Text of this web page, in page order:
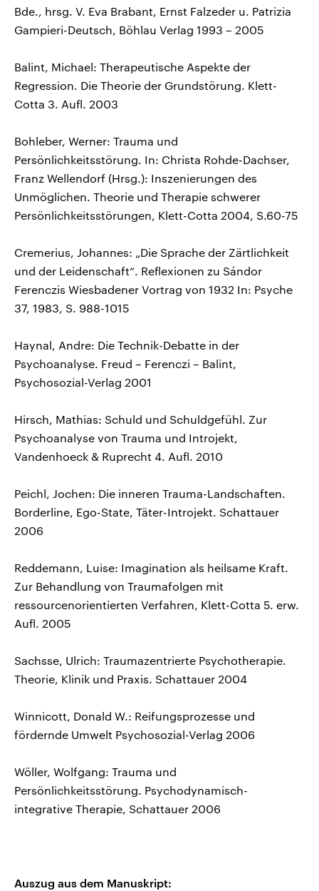
Bde., hrsg. V. Eva Brabant, Ernst Falzeder u. Patrizia
Gampieri-Deutsch, Böhlau Verlag 1993 – 2005
Balint, Michael: Therapeutische Aspekte der
Regression. Die Theorie der Grundstörung. Klett-
Cotta 3. Aufl. 2003
Bohleber, Werner: Trauma und
Persönlichkeitsstörung. In: Christa Rohde-Dachser,
Franz Wellendorf (Hrsg.): Inszenierungen des
Unmöglichen. Theorie und Therapie schwerer
Persönlichkeitsstörungen, Klett-Cotta 2004, S.60-75
Cremerius, Johannes: „Die Sprache der Zärtlichkeit
und der Leidenschaft“. Reflexionen zu Sándor
Ferenczis Wiesbadener Vortrag von 1932 In: Psyche
37, 1983, S. 988-1015
Haynal, Andre: Die Technik-Debatte in der
Psychoanalyse. Freud – Ferenczi – Balint,
Psychosozial-Verlag 2001
Hirsch, Mathias: Schuld und Schuldgefühl. Zur
Psychoanalyse von Trauma und Introjekt,
Vandenhoeck & Ruprecht 4. Aufl. 2010
Peichl, Jochen: Die inneren Trauma-Landschaften.
Borderline, Ego-State, Täter-Introjekt. Schattauer
2006
Reddemann, Luise: Imagination als heilsame Kraft.
Zur Behandlung von Traumafolgen mit
ressourcenorientierten Verfahren, Klett-Cotta 5. erw.
Aufl. 2005
Sachsse, Ulrich: Traumazentrierte Psychotherapie.
Theorie, Klinik und Praxis. Schattauer 2004
Winnicott, Donald W.: Reifungsprozesse und
fördernde Umwelt Psychosozial-Verlag 2006
Wöller, Wolfgang: Trauma und
Persönlichkeitsstörung. Psychodynamisch-
integrative Therapie, Schattauer 2006
Auszug aus dem Manuskript: